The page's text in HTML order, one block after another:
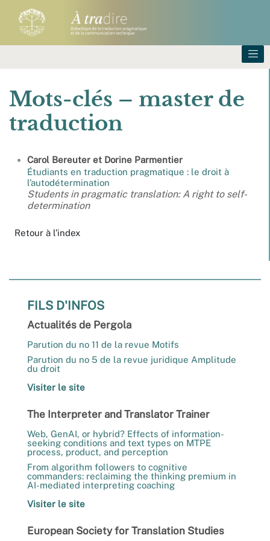
Mots-clés – master de
traduction
Carol Bereuter et Dorine Parmentier
Étudiants en traduction pragmatique : le droit à
l’autodétermination
Students in pragmatic translation: A right to self-
determination
Retour à l’index
FILS D'INFOS
Actualités de Pergola
Parution du no 11 de la revue Motifs
Parution du no 5 de la revue juridique Amplitude
du droit
Visiter le site
The Interpreter and Translator Trainer
Web, GenAI, or hybrid? Effects of information-
seeking conditions and text types on MTPE
process, product, and perception
From algorithm followers to cognitive
commanders: reclaiming the thinking premium in
AI-mediated interpreting coaching
Visiter le site
European Society for Translation Studies